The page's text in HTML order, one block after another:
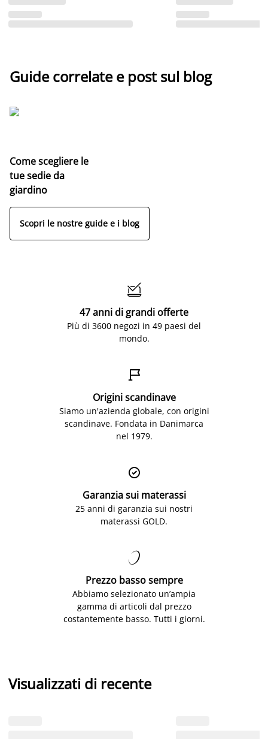
Guide correlate e post sul blog
Come scegliere le
tue sedie da
giardino
Scopri le nostre guide e i blog

47 anni di grandi offerte
Più di 3600 negozi in 49 paesi del
mondo.

Origini scandinave
Siamo un'azienda globale, con origini
scandinave. Fondata in Danimarca
nel 1979.

Garanzia sui materassi
25 anni di garanzia sui nostri
materassi GOLD.

Prezzo basso sempre
Abbiamo selezionato un’ampia
gamma di articoli dal prezzo
costantemente basso. Tutti i giorni.
Visualizzati di recente